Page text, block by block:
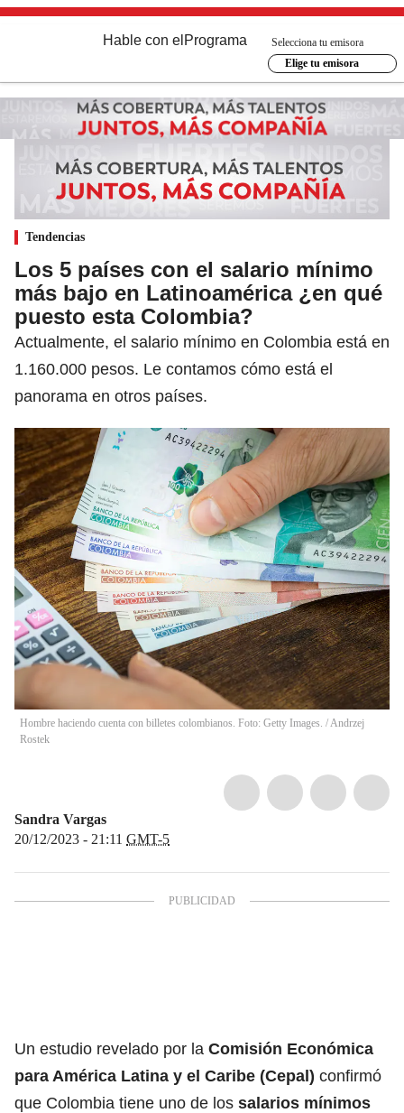
Hable con el Programa
Selecciona tu emisora
Elige tu emisora
Tendencias
Los 5 países con el salario mínimo
más bajo en Latinoamérica ¿en qué
puesto esta Colombia?
Actualmente, el salario mínimo en Colombia está en
1.160.000 pesos. Le contamos cómo está el
panorama en otros países.
Hombre haciendo cuenta con billetes colombianos. Foto: Getty Images. /Andrzej
Rostek
Sandra Vargas
20/12/2023 - 21:11 GMT-5
Un estudio revelado por la Comisión Económica
para América Latina y el Caribe (Cepal) confirmó
que Colombia tiene uno de los salarios mínimos